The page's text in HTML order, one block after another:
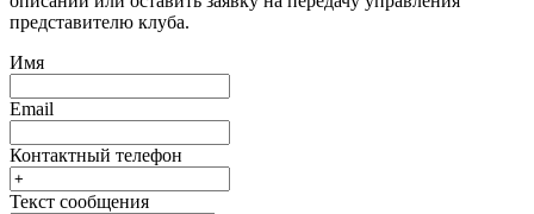
представителю клуба.
Имя
Email
Контактный телефон
Текст сообщения